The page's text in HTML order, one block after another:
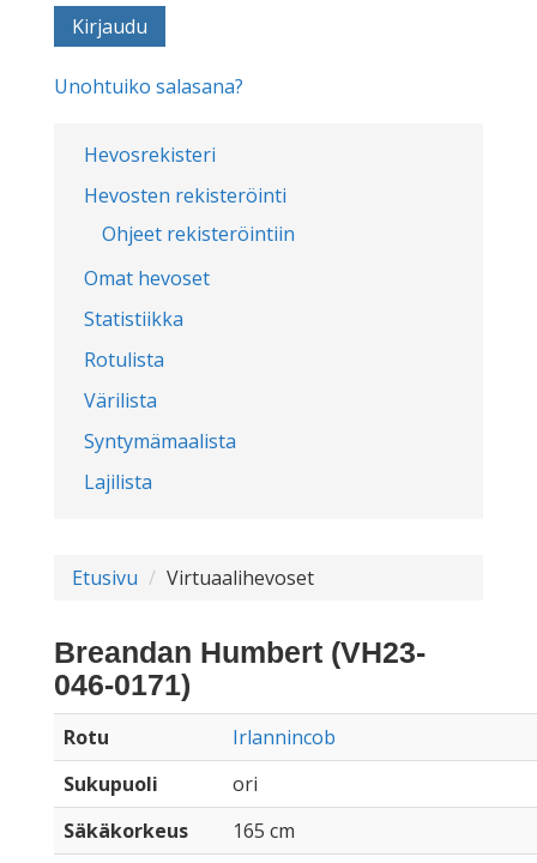
Hevosrekisteri
Hevosten rekisteröinti
Ohjeet rekisteröintiin
Omat hevoset
Statistiikka
Rotulista
Värilista
Syntymämaalista
Lajilista
Unohtuiko salasana?
Etusivu Virtuaalihevoset
Breandan Humbert (VH23-
046-0171)
Rotu
Irlannincob
Sukupuoli
ori
Säkäkorkeus
165 cm